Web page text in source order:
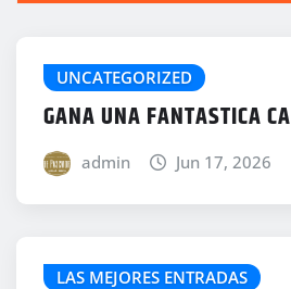
UNCATEGORIZED
GANA UNA FANTASTICA
admin Jun 17, 2026
LAS MEJORES ENTRADAS